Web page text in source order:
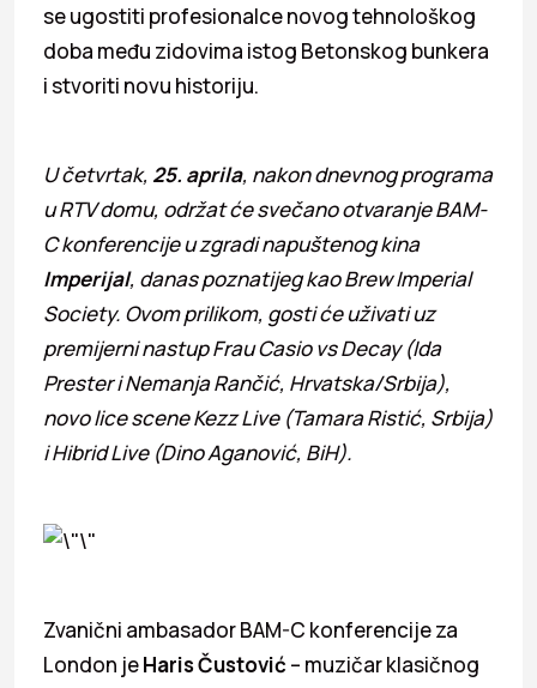
se ugostiti profesionalce novog tehnološkog
doba među zidovima istog Betonskog bunkera
i stvoriti novu historiju.
U četvrtak, 25. aprila, nakon dnevnog programa
u RTV domu, održat će svečano otvaranje BAM-
C konferencije u zgradi napuštenog kina
Imperijal, danas poznatijeg kao Brew Imperial
Society. Ovom prilikom, gosti će uživati uz
premijerni nastup Frau Casio vs Decay (Ida
Prester i Nemanja Rančić, Hrvatska/Srbija),
novo lice scene Kezz Live (Tamara Ristić, Srbija)
i Hibrid Live (Dino Aganović, BiH).
Zvanični ambasador BAM-C konferencije za
London jeHarisČustović – muzičar klasičnog